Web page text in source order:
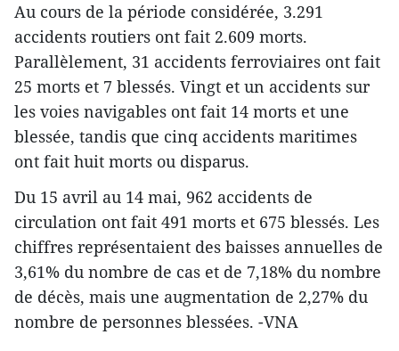
Au cours de la période considérée, 3.291
accidents routiers ont fait 2.609 morts.
Parallèlement, 31 accidents ferroviaires ont fait
25 morts et 7 blessés. Vingt et un accidents sur
les voies navigables ont fait 14 morts et une
blessée, tandis que cinq accidents maritimes
ont fait huit morts ou disparus.
Du 15 avril au 14 mai, 962 accidents de
circulation ont fait 491 morts et 675 blessés. Les
chiffres représentaient des baisses annuelles de
3,61% du nombre de cas et de 7,18% du nombre
de décès, mais une augmentation de 2,27% du
nombre de personnes blessées. -VNA